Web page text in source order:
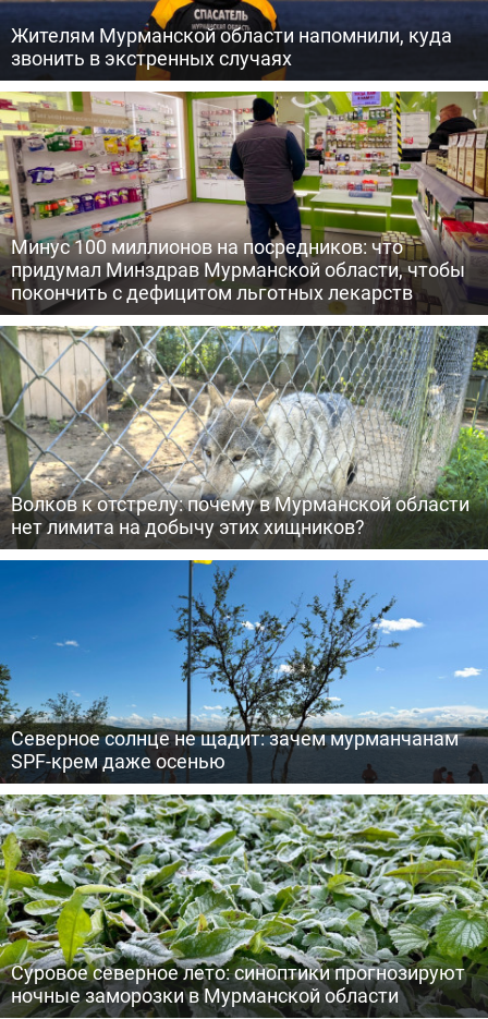
Жителям Мурманской области напомнили, куда
звонить в экстренных случаях
Минус 100 миллионов на посредников: что
придумал Минздрав Мурманской области, чтобы
покончить с дефицитом льготных лекарств
Волков к отстрелу: почему в Мурманской области
нет лимита на добычу этих хищников?
Северное солнце не щадит: зачем мурманчанам
SPF-крем даже осенью
Суровое северное лето: синоптики прогнозируют
ночные заморозки в Мурманской области